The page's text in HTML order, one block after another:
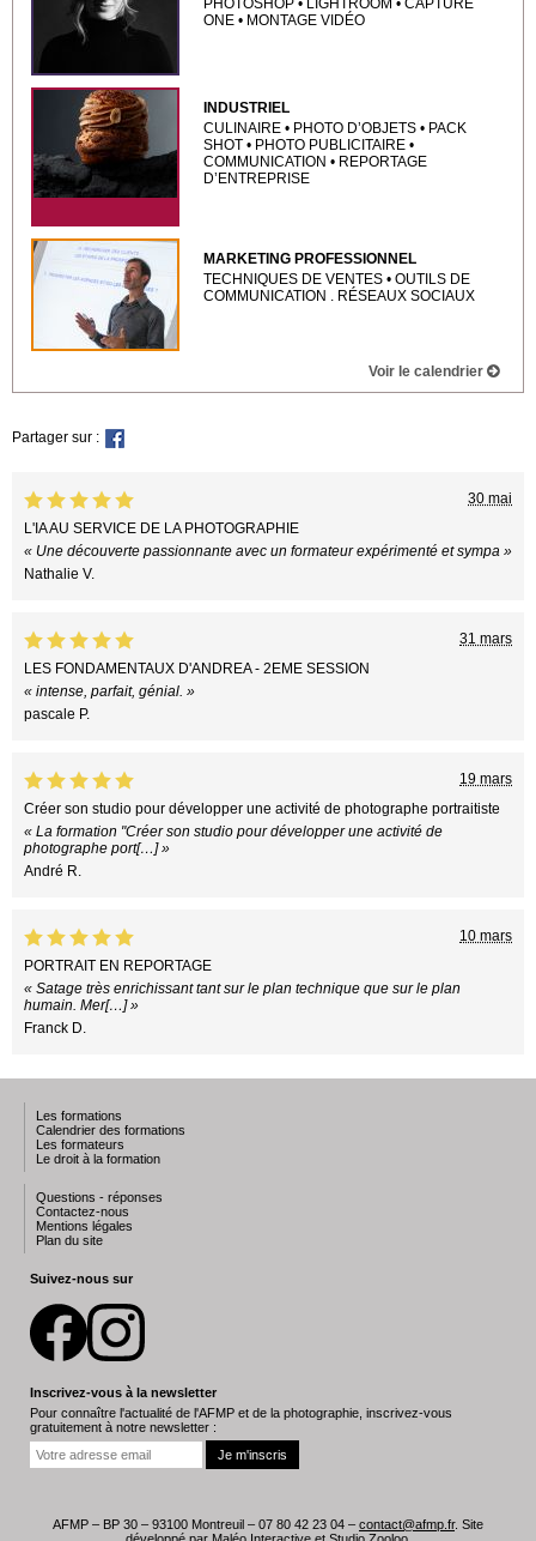
PHOTOSHOP • LIGHTROOM • CAPTURE
ONE • MONTAGE VIDÉO
INDUSTRIEL
CULINAIRE • PHOTO D’OBJETS • PACK
SHOT • PHOTO PUBLICITAIRE •
COMMUNICATION • REPORTAGE
D’ENTREPRISE
MARKETING PROFESSIONNEL
TECHNIQUES DE VENTES • OUTILS DE
COMMUNICATION . RÉSEAUX SOCIAUX
Voir le calendrier
Partager sur :
30 mai
L'IA AU SERVICE DE LA PHOTOGRAPHIE
« Une découverte passionnante avec un formateur expérimenté et sympa »
Nathalie V.
31 mars
LES FONDAMENTAUX D'ANDREA - 2EME SESSION
« intense, parfait, génial. »
pascale P.
19 mars
Créer son studio pour développer une activité de photographe portraitiste
« La formation "Créer son studio pour développer une activité de
photographe port[…] »
André R.
10 mars
PORTRAIT EN REPORTAGE
« Satage très enrichissant tant sur le plan technique que sur le plan
humain. Mer[…] »
Franck D.
Les formations
Calendrier des formations
Les formateurs
Le droit à la formation
Questions - réponses
Contactez-nous
Mentions légales
Plan du site
Suivez-nous sur
Inscrivez-vous à la newsletter
Pour connaître l'actualité de l'AFMP et de la photographie, inscrivez-vous
gratuitement à notre newsletter :
AFMP – BP 30 – 93100 Montreuil – 07 80 42 23 04 – contact@afmp.fr. Site